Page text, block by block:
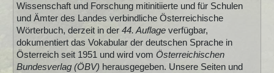
Wissenschaft und Forschung mitinitiierte und für Schulen
und Ämter des Landes verbindliche Österreichische
Wörterbuch, derzeit in der 44. Auflageverfügbar,
dokumentiert das Vokabular der deutschen Sprache in
Österreich seit 1951 und wird vom Österreichischen
Bundesverlag (ÖBV) herausgegeben. Unsere Seiten und